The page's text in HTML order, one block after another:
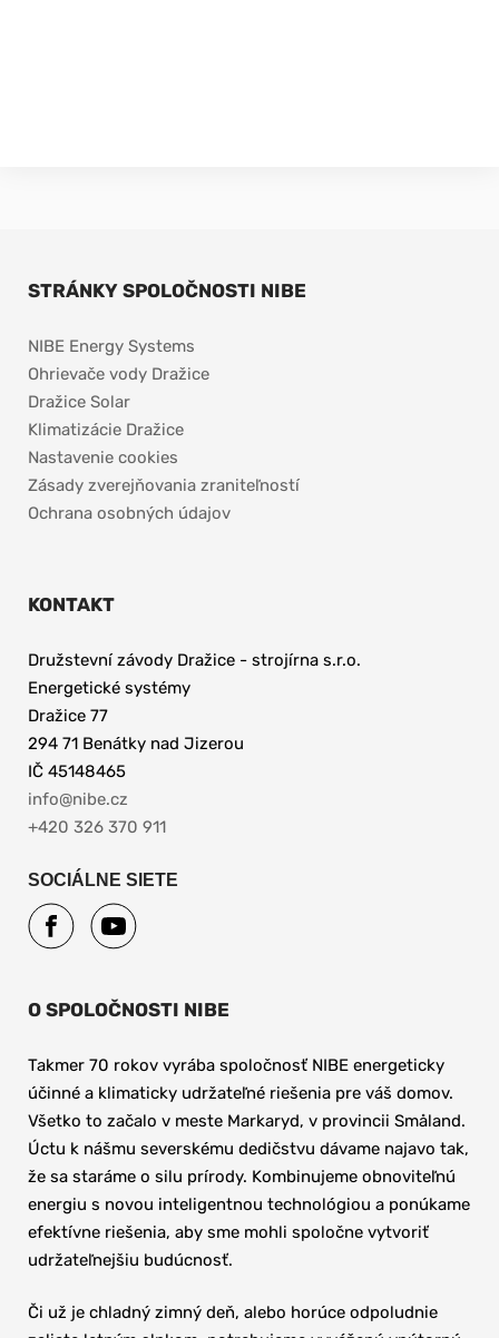
O SPOLOČNOSTI NIBE
Takmer 70 rokov vyrába spoločnosť NIBE energeticky
účinné a klimaticky udržateľné riešenia pre váš domov.
Všetko to začalo v meste Markaryd, v provincii Småland.
Úctu k nášmu severskému dedičstvu dávame najavo tak,
že sa staráme o silu prírody. Kombinujeme obnoviteľnú
energiu s novou inteligentnou technológiou a ponúkame
efektívne riešenia, aby sme mohli spoločne vytvoriť
udržateľnejšiu budúcnosť.
Či už je chladný zimný deň, alebo horúce odpoludnie
STRÁNKY SPOLOČNOSTI NIBE
NIBE Energy Systems
Ohrievače vody Dražice
Dražice Solar
Klimatizácie Dražice
Nastavenie cookies
Zásady zverejňovania zraniteľností
Ochrana osobných údajov
KONTAKT
Družstevní závody Dražice - strojírna s.r.o.
Energetické systémy
Dražice 77
294 71 Benátky nad Jizerou
IČ 45148465
info@nibe.cz
+420 326 370 911
SOCIÁLNE SIETE